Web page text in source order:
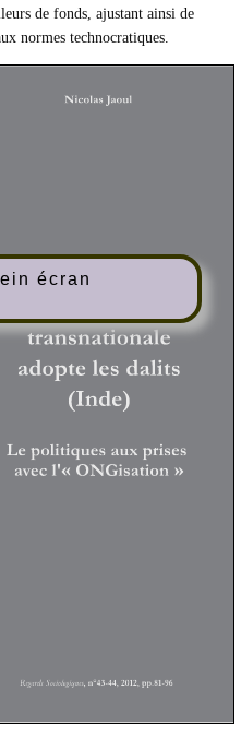
de fonds, ajustant ainsi de
normes technocratiques.
écran